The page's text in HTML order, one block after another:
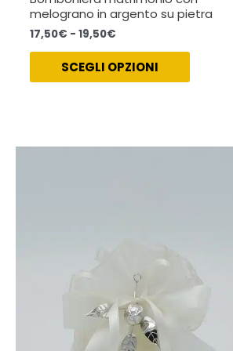
melograno in argento su pietra
17,50€ - 19,50€
SCEGLI OPZIONI
opzioni
possono
scelte
nella